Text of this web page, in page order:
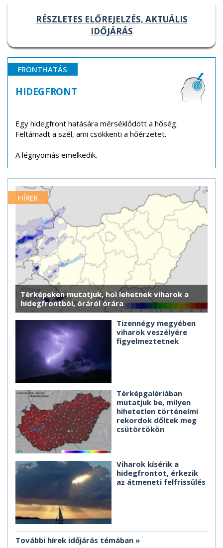
RÉSZLETES ELŐREJELZÉS, AKTUÁLIS
IDŐJÁRÁS
FRONTHATÁS
HIDEGFRONT
Egy hidegfront hatására mérséklődött a hőség.
Feltámadt a szél, ami csökkenti a hőérzetet.
A légnyomás emelkedik.
HÍREK
Térképeken mutatjuk, hol lehetnek viharok a
hidegfrontból, óráról órára
Tizennégy megyében
viharok veszélyére
figyelmeztetnek
Térképgalériában
mutatjuk be, milyen
hihetetlen történelmi
rekordok dőltek meg
csütörtökön
Viharok kísérik a
hidegfrontot, érkezik
az átmeneti felfrissülés
További hírek időjárás témában